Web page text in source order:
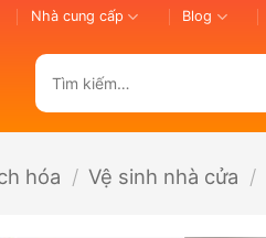
Nhà cung cấp Blog
kiếm:
hóa / Vệ sinh nhà cửa /